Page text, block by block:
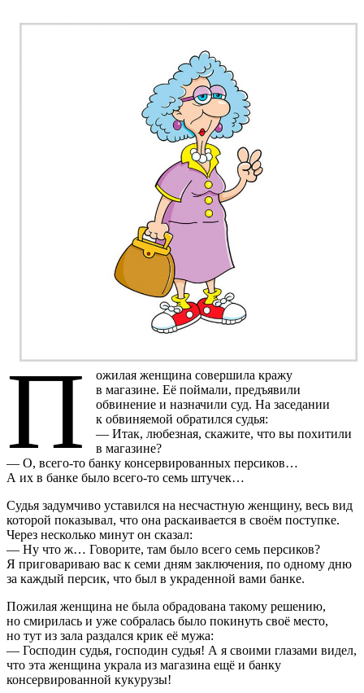
П
ожилая женщина совершила кражу
в магазине. Её поймали, предъявили
обвинение и назначили суд. На заседании
к обвиняемой обратился судья:
— Итак, любезная, скажите, что вы похитили
в магазине?
— О, всего-то банку консервированных персиков…
А их в банке было всего-то семь штучек…
Судья задумчиво уставился на несчастную женщину, весь вид
которой показывал, что она раскаивается в своём поступке.
Через несколько минут он сказал:
— Ну что ж… Говорите, там было всего семь персиков?
Я приговариваю вас к семи дням заключения, по одному дню
за каждый персик, что был в украденной вами банке.
Пожилая женщина не была обрадована такому решению,
но смирилась и уже собралась было покинуть своё место,
но тут из зала раздался крик её мужа:
— Господин судья, господин судья! А я своими глазами видел,
что эта женщина украла из магазина ещё и банку
консервированной кукурузы!